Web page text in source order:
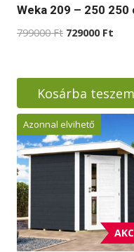
Weka 209 – 250 250
799000Ft Original
799000 Ft.
729000 Ft
Kosárba teszem
Azonnal elvihető